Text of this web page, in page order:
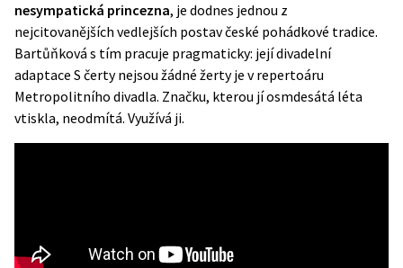
nesympatická princezna, je dodnes jednou z
nejcitovanějších vedlejších postav české pohádkové tradice.
Bartůňková s tím pracuje pragmaticky: její divadelní
adaptace S čerty nejsou žádné žerty je v repertoáru
Metropolitního divadla. Značku, kterou jí osmdesátá léta
vtiskla, neodmítá. Využívá ji.